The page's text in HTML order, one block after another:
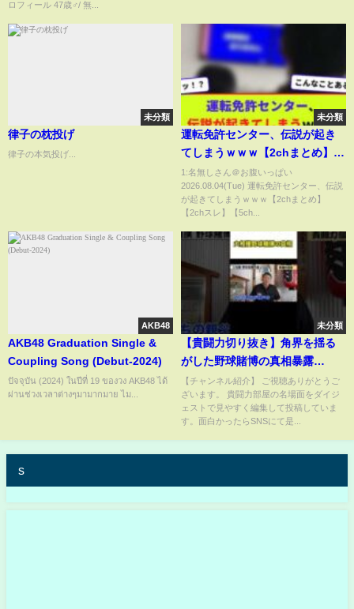
ロフィール 47歳♂/ 無...
未分類
律子の枕投げ
律子の本気投げ...
未分類
運転免許センター、伝説が起き
てしまうｗｗｗ【2chまとめ】
【2chスレ】【5chスレ】
1:名無しさん＠お腹いっぱい
2026.08.04(Tue) 運転免許センター、伝説
が起きてしまうｗｗｗ【2chまとめ】
【2chスレ】【5ch...
AKB48
AKB48 Graduation Single &​
Coupling Song (Debut-2024)
ปัจจุบัน (2024) ในปีที่ 19 ของวง AKB48 ได้
ผ่านช่วงเวลาต่างๆมามากมาย ไม...
未分類
【貴闘力切り抜き】角界を揺る
がした野球賭博の真相暴露
#shorts
【チャンネル紹介】 ご視聴ありがとうご
ざいます。 貴闘力部屋の名場面をダイジ
ェストで見やすく編集して投稿していま
す。面白かったらSNSにて是...
s